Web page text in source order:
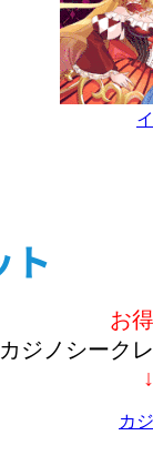
お
カジノシーク
カ